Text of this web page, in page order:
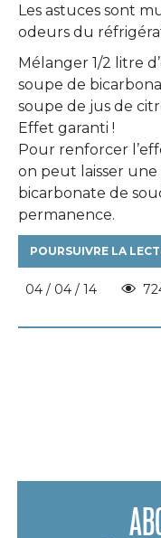
Les astuces sont
odeurs du
Mélanger 1/2 litre
soupe de
soupe de jus de
Effet garanti !
Pour renforcer
on peut laisser
bicarbonate de
permanence.
POURSUIVRE LA
04 / 04 / 14